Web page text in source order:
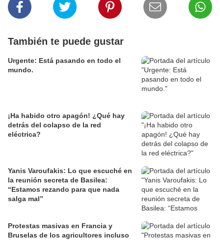
También te puede gustar
Urgente: Está pasando en todo el
mundo.
¡Ha habido otro apagón! ¿Qué hay
detrás del colapso de la red
eléctrica?
Yanis Varoufakis: Lo que escuché en
la reunión secreta de Basilea:
“Estamos rezando para que nada
salga mal”
Protestas masivas en Francia y
Bruselas de los agricultores incluso